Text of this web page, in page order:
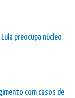
preocupa núcleo
com casos de